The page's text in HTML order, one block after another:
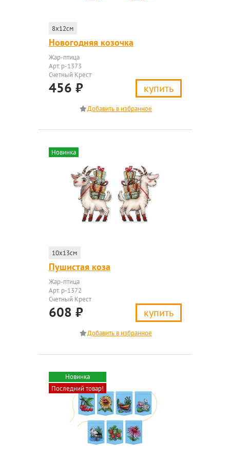
8x12см
Новогодняя козочка
Жар-птица
Арт. р-1373
Счетный Крест
456 ₽ купить
Новинка
10x13см
Пушистая коза
Жар-птица
Арт. р-1372
Счетный Крест
608 ₽ купить
Новинка
Последний товар!